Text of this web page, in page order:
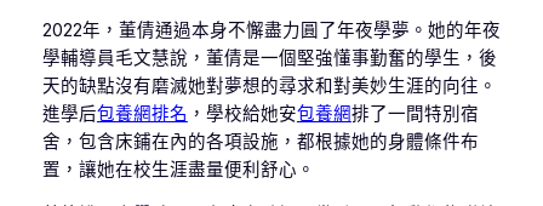
2022年，董倩通過本身不懈盡力圓了年夜學夢。她的年夜
學輔導員毛文慧說，董倩是一個堅強懂事勤奮的學生，後
天的缺點沒有磨滅她對夢想的尋求和對美妙生涯的向往。
進學后包養網排名 ，學校給她安包養網排了一間特別宿
舍，包含床鋪在內的各項設施，都根據她的身體條件布
置，讓她在校生涯盡量便利舒心。